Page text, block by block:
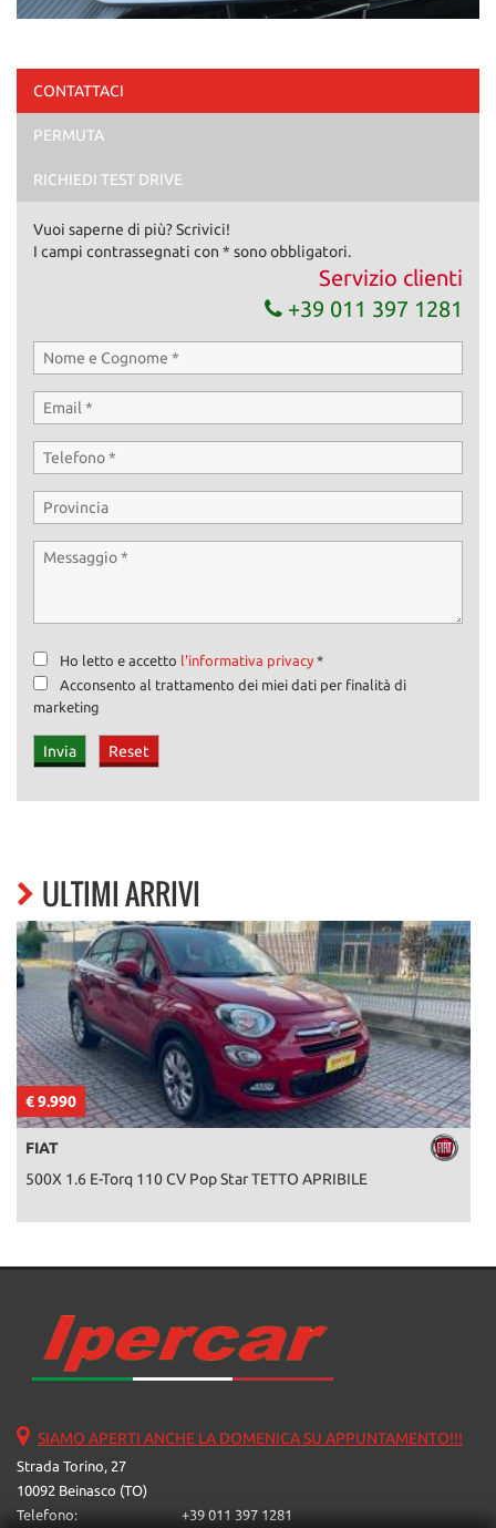
CONTATTACI
PERMUTA
RICHIEDI TEST DRIVE
Vuoi saperne di più? Scrivici!
I campi contrassegnati con * sono obbligatori.
Servizio clienti
+39 011 397 1281
Ho letto e accetto l'informativa privacy *
Acconsento al trattamento dei miei dati per finalità di
marketing
ULTIMI ARRIVI
€ 9.990
FIAT
500X 1.6 E-Torq 110 CV Pop Star TETTO APRIBILE
SIAMO APERTI ANCHE LA DOMENICA SU APPUNTAMENTO!!!
Strada Torino, 27
10092 Beinasco (TO)
Telefono:
+39 011 397 1281